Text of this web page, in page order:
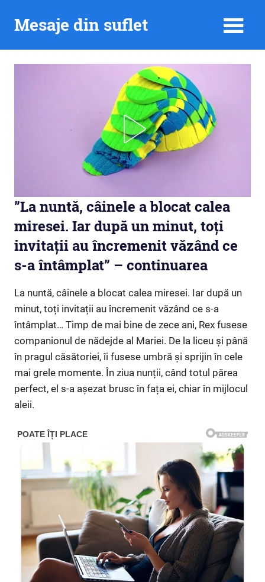
Mesaje din suflet
”La nuntă, câinele a blocat calea
miresei. Iar după un minut, toți
invitații au încremenit văzând ce
s-a întâmplat” – continuarea
La nuntă, câinele a blocat calea miresei. Iar după un
minut, toți invitații au încremenit văzând ce s-a
întâmplat… Timp de mai bine de zece ani, Rex fusese
companionul de nădejde al Mariei. De la liceu și până
în pragul căsătoriei, îi fusese umbră și sprijin în cele
mai grele momente. În ziua nunții, când totul părea
perfect, el s-a așezat brusc în fața ei, chiar în mijlocul
aleii.